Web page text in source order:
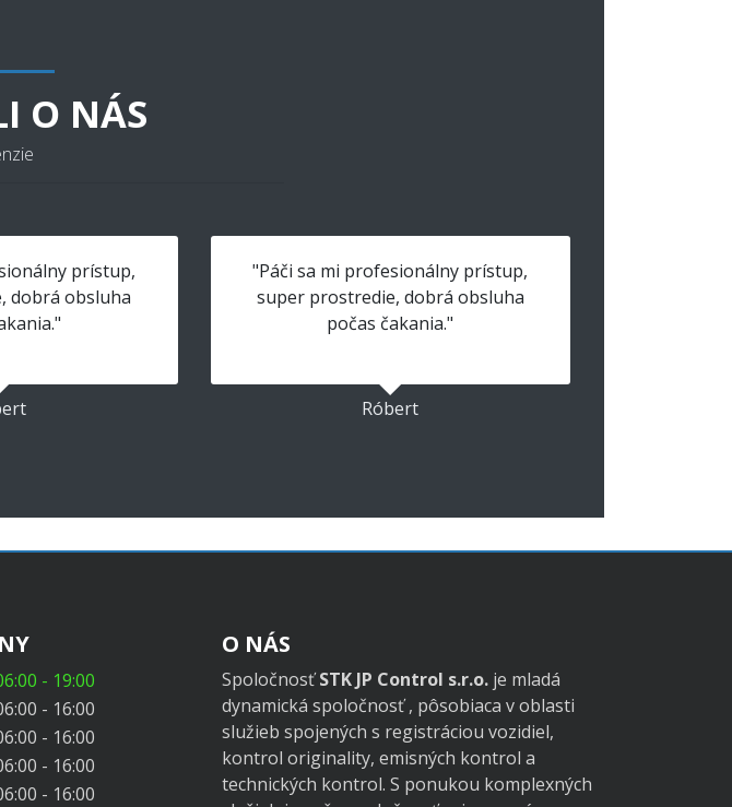
O NÁS
prístup,
dobrá obsluha
"Páči sa mi profesionálny prístup,
super prostredie, dobrá obsluha
počas čakania."
Róbert
- 19:00
- 16:00
- 16:00
- 16:00
- 16:00
O NÁS
SpoločnosťSTK JP Control s.r.o. je mladá
dynamická spoločnosť , pôsobiaca v oblasti
služieb spojených s registráciou vozidiel,
kontrol originality, emisných kontrol a
technických kontrol. S ponukou komplexných